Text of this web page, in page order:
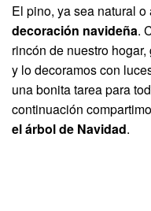
El pino, ya sea natural
decoración navideña.
rincón de nuestro
y lo decoramos con
una bonita tarea para
continuación
el árbol de Navidad.